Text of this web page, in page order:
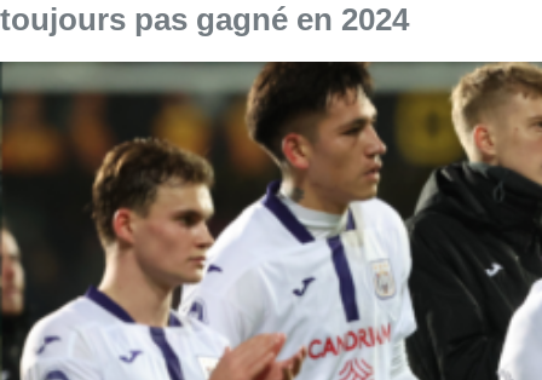
toujours pas gagné en 2024